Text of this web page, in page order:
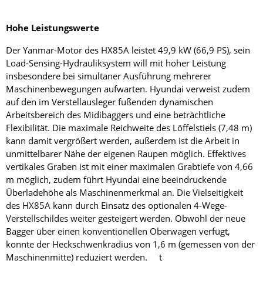
Hohe Leistungswerte
Der Yanmar-Motor des HX85A leistet 49,9 kW (66,9 PS), sein
Load-Sensing-Hydrauliksystem will mit hoher Leistung
insbesondere bei simultaner Ausführung mehrerer
Maschinenbewegungen aufwarten. Hyundai verweist zudem
auf den im Verstellausleger fußenden dynamischen
Arbeitsbereich des Midibaggers und eine beträchtliche
Flexibilität. Die maximale Reichweite des Löffelstiels (7,48 m)
kann damit vergrößert werden, außerdem ist die Arbeit in
unmittelbarer Nähe der eigenen Raupen möglich. Effektives
vertikales Graben ist mit einer maximalen Grabtiefe von 4,66
m möglich, zudem führt Hyundai eine beeindruckende
Überladehöhe als Maschinenmerkmal an. Die Vielseitigkeit
des HX85A kann durch Einsatz des optionalen 4-Wege-
Verstellschildes weiter gesteigert werden. Obwohl der neue
Bagger über einen konventionellen Oberwagen verfügt,
konnte der Heckschwenkradius von 1,6 m (gemessen von der
Maschinenmitte) reduziert werden. t